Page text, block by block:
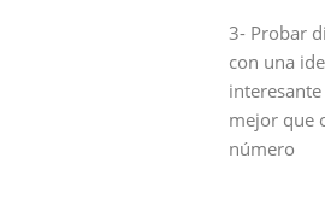
3- Probar
con una
mejor que
número